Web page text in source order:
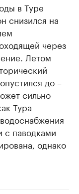
в Туре
снизился на
через
Летом
до –
сильно
Тура
с паводками
однако